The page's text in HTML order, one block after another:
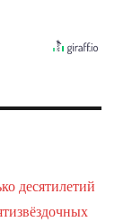
десятилетий